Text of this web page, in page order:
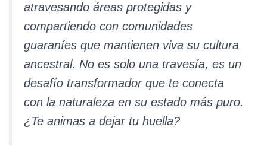
atravesando áreas protegidas y
compartiendo con comunidades
guaraníes que mantienen viva su cultura
ancestral. No es solo una travesía, es un
desafío transformador que te conecta
con la naturaleza en su estado más puro.
¿Te animas a dejar tu huella?